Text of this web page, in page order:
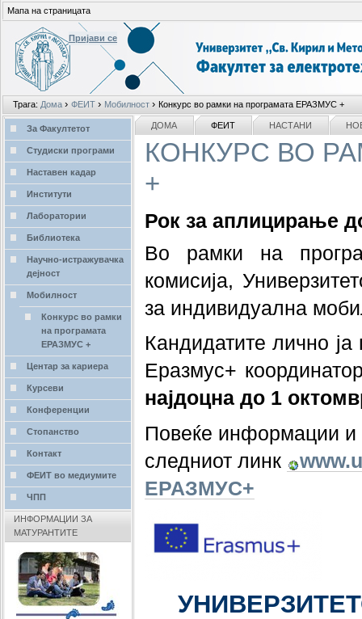
Лични
алати
Пријави се
Трага: Дома › ФЕИТ › Мобилност › Конкурс во рамки на програмата ЕРАЗМУС +
Мапа на страницата
делови
ДОМА ФЕИТ НАСТАНИ
КОНКУРС ВО
+
Рок за аплицирање
Во рамки на
комисија,
за индивидуална
Кандидатите лично
Еразмус+
најдоцнадо 1
Повеќе информации и
следниот линк
ЕРАЗМУС+
NAVIGATION
За Факултетот
Студиски програми
Наставен кадар
Институти
Лаборатории
Библиотека
Научно-истражувачка
дејност
Мобилност
Конкурс во рамки
на програмата
ЕРАЗМУС +
Центар за кариера
Курсеви
Конференции
Стопанство
Контакт
ФЕИТ во медиумите
ЧПП
ИНФОРМАЦИИ ЗА
МАТУРАНТИТЕ